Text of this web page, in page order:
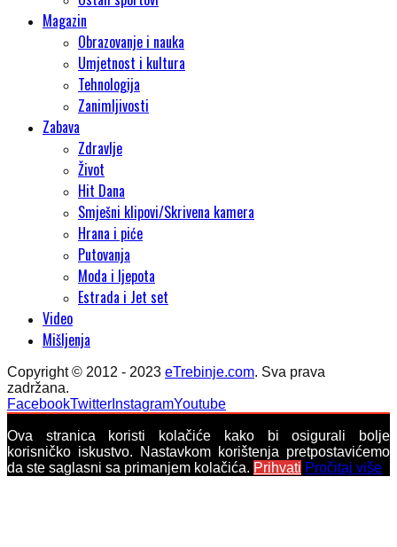
Magazin
Obrazovanje i nauka
Umjetnost i kultura
Tehnologija
Zanimljivosti
Zabava
Zdravlje
Život
Hit Dana
Smješni klipovi/Skrivena kamera
Hrana i piće
Putovanja
Moda i ljepota
Estrada i Jet set
Video
Mišljenja
Copyright © 2012 - 2023 eTrebinje.com. Sva prava
zadržana.
FacebookTwitter InstagramYoutube
Ova stranica koristi kolačiće kako bi osigurali bolje
korisničko iskustvo. Nastavkom korištenja pretpostavićemo
da ste saglasni sa primanjem kolačića. Prihvati Pročitaj više